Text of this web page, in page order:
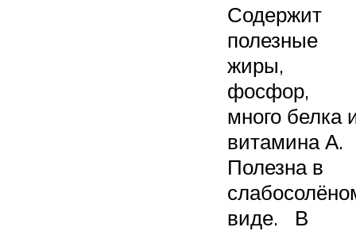
Содержит
полезные
жиры,
фосфор,
много белка
витамина А.
Полезна в
виде. В